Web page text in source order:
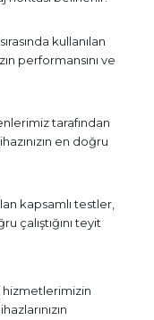
kullanılan
performansını ve
tarafından
en doğru
kapsamlı testler,
çalıştığını teyit
hizmetlerimizin